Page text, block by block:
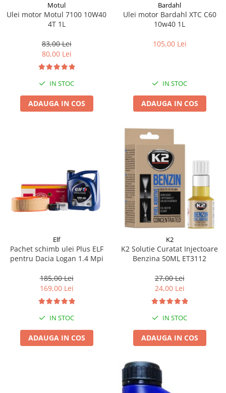
Motul
Ulei motor Motul 7100 10W40
4T 1L
83,00 Lei
80,00 Lei
IN STOC
ADAUGA IN COS
Bardahl
Ulei motor Bardahl XTC C60
10w40 1L
105,00 Lei
IN STOC
ADAUGA IN COS
Elf
Pachet schimb ulei Plus ELF
pentru Dacia Logan 1.4 Mpi
185,00 Lei
169,00 Lei
IN STOC
ADAUGA IN COS
K2
K2 Solutie Curatat Injectoare
Benzina 50ML ET3112
27,00 Lei
24,00 Lei
IN STOC
ADAUGA IN COS